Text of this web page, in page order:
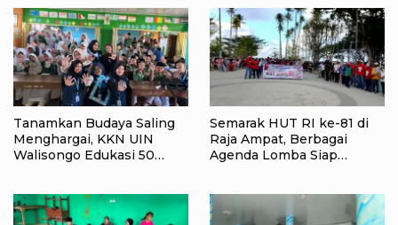
Tanamkan Budaya Saling
Menghargai, KKN UIN
Walisongo Edukasi 50
Semarak HUT RI ke-81 di
Raja Ampat, Berbagai
Agenda Lomba Siap